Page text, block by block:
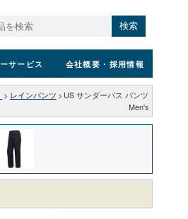
検索
サービス 会社概要 ・採用情報
> レインパンツ > US サンダーパス パンツ
Men's